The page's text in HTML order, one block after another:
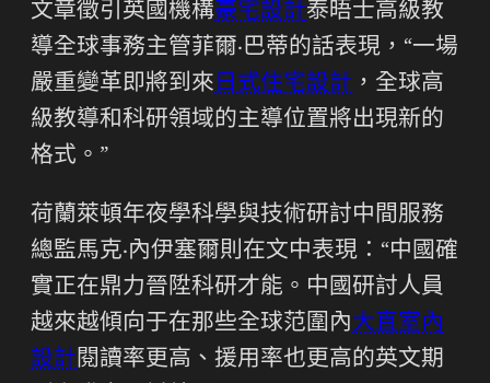
文章徵引英國機構豪宅設計泰晤士高級教
導全球事務主管菲爾·巴蒂的話表現，“一場
嚴重變革即將到來 日式住宅設計 ，全球高
級教導和科研領域的主導位置將出現新的
格式。”
荷蘭萊頓年夜學科學與技術研討中間服務
總監馬克·內伊塞爾則在文中表現：“中國確
實正在鼎力晉陞科研才能。中國研討人員
越來越傾向于在那些全球范圍內大直室內
設計閱讀率更高、援用率也更高的英文期